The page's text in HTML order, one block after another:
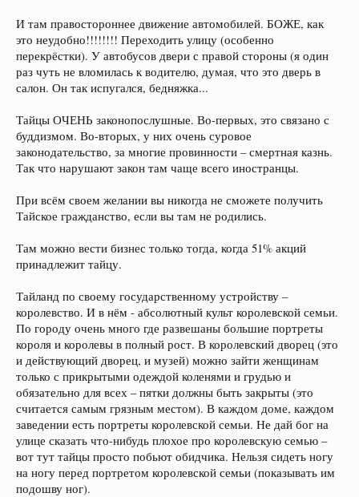
И там правостороннее движение автомобилей. БОЖЕ, как
это неудобно!!!!!!!! Переходить улицу (особенно
перекрёстки). У автобусов двери с правой стороны (я один
раз чуть не вломилась к водителю, думая, что это дверь в
салон. Он так испугался, бедняжка...
Тайцы ОЧЕНЬ законопослушные. Во-первых, это связано с
буддизмом. Во-вторых, у них очень суровое
законодательство, за многие провинности – смертная казнь.
Так что нарушают закон там чаще всего иностранцы.
При всём своем желании вы никогда не сможете получить
Тайское гражданство, если вы там не родились.
Там можно вести бизнес только тогда, когда 51% акций
принадлежит тайцу.
Тайланд по своему государственному устройству –
королевство. И в нём - абсолютный культ королевской семьи.
По городу очень много где развешаны большие портреты
короля и королевы в полный рост. В королевский дворец (это
и действующий дворец, и музей) можно зайти женщинам
только с прикрытыми одеждой коленями и грудью и
обязательно для всех – пятки должны быть закрыты (это
считается самым грязным местом). В каждом доме, каждом
заведении есть портреты королевской семьи. Не дай бог на
улице сказать что-нибудь плохое про королевскую семью –
вот тут тайцы просто побьют обидчика. Нельзя сидеть ногу
на ногу перед портретом королевской семьи (показывать им
подошву ног).